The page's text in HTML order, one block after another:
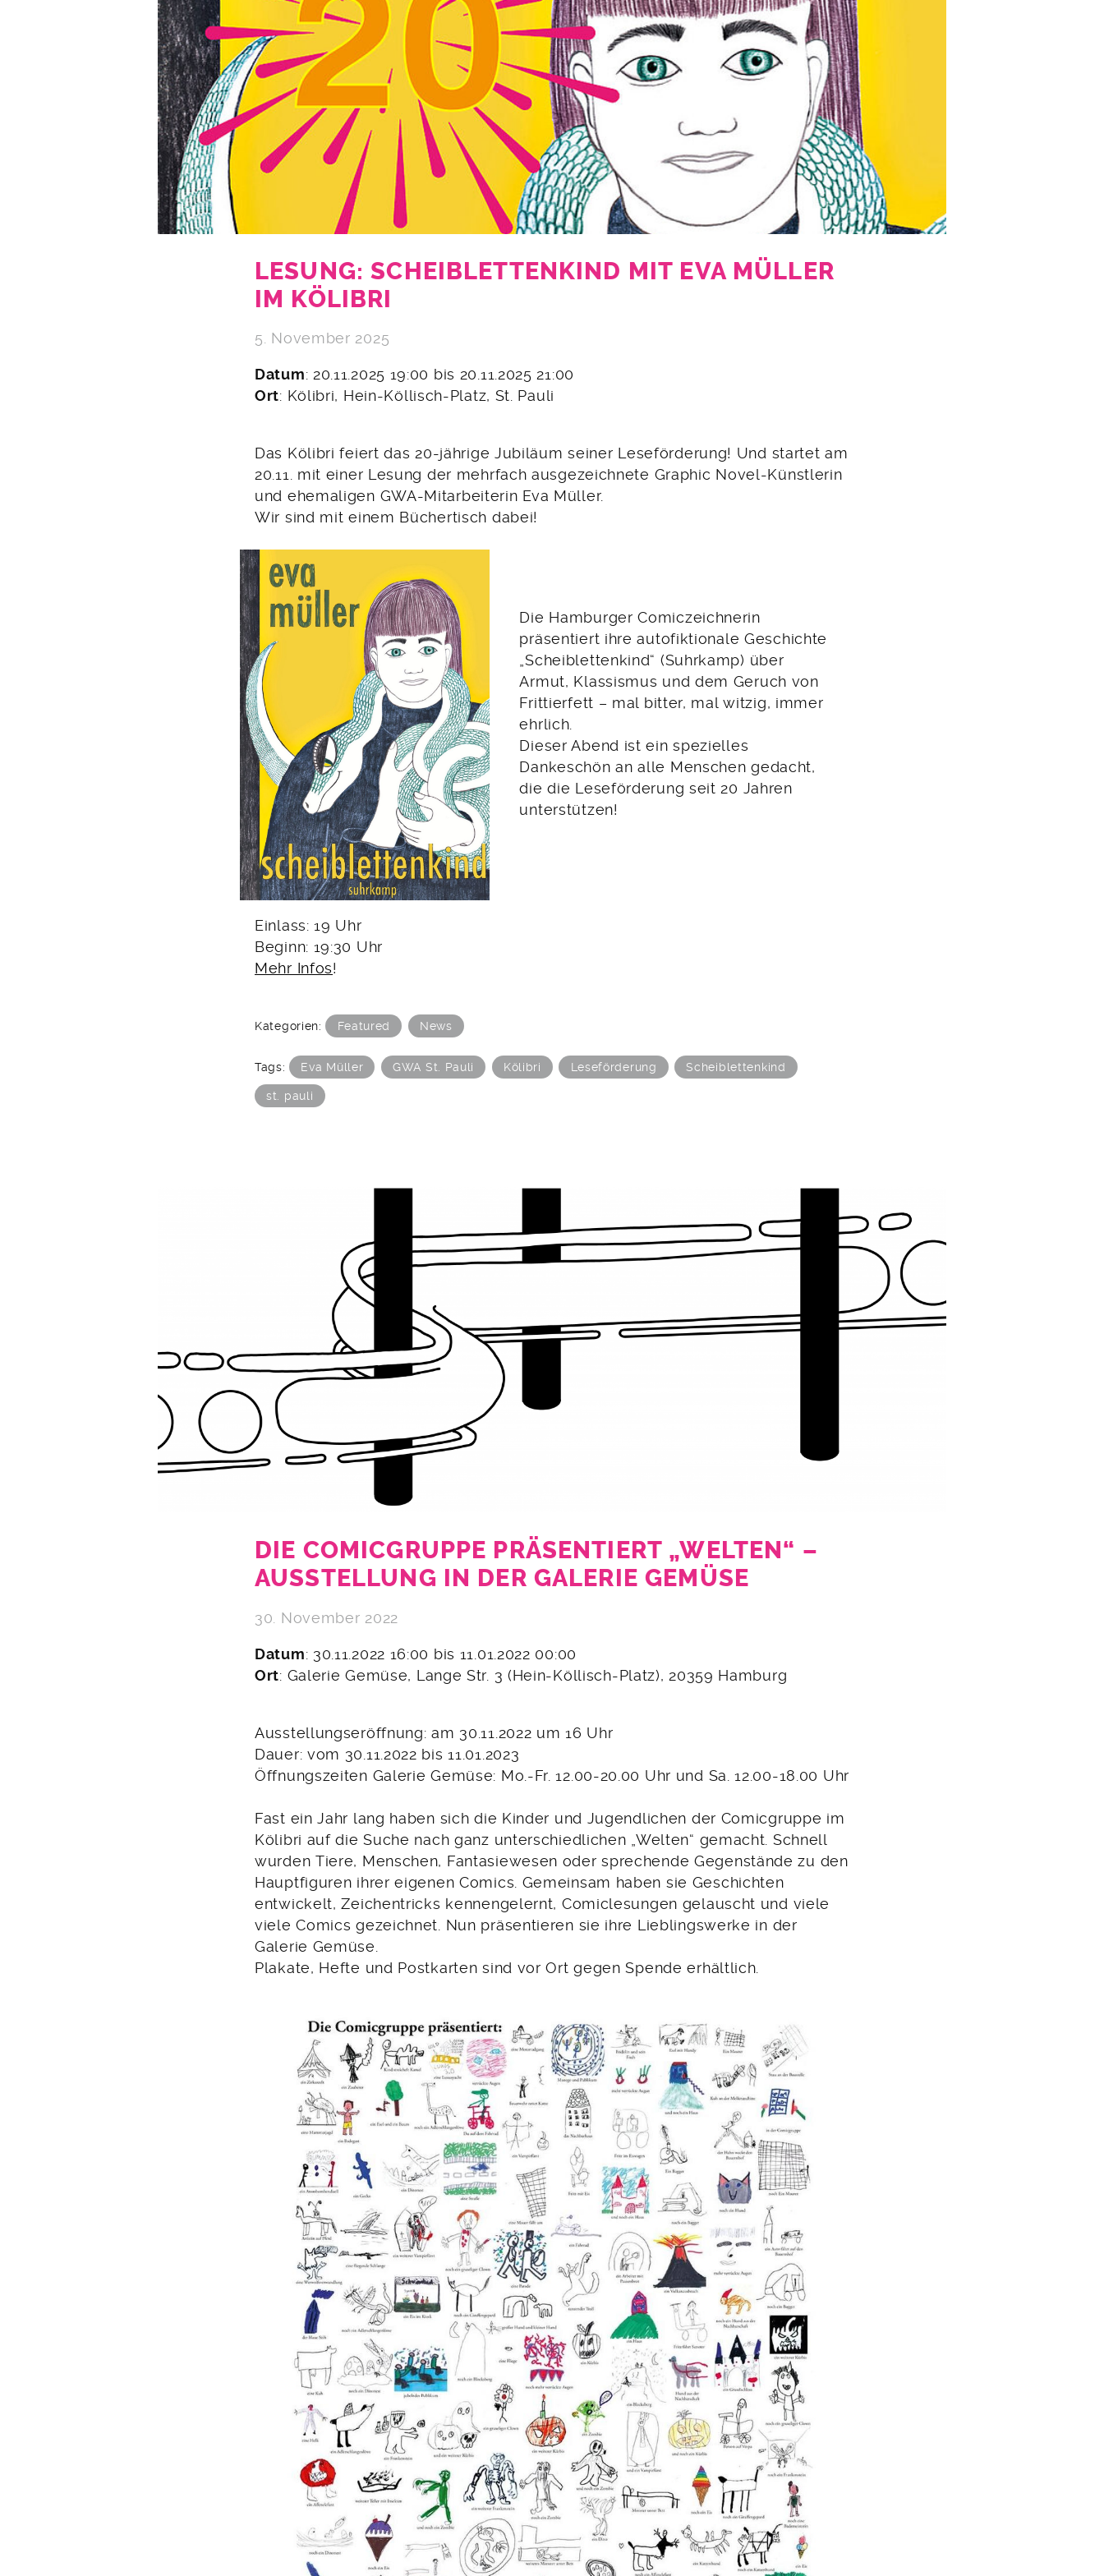
LESUNG: SCHEIBLETTENKIND MIT EVA MÜLLER
IM KÖLIBRI
5. November 2025
Datum: 20.11.2025 19:00 bis 20.11.2025 21:00
Ort: Kölibri, Hein-Köllisch-Platz, St. Pauli
Das Kölibri feiert das 20-jährige Jubiläum seiner Leseförderung! Und startet am
20.11. mit einer Lesung der mehrfach ausgezeichnete Graphic Novel-Künstlerin
und ehemaligen GWA-Mitarbeiterin Eva Müller.
Wir sind mit einem Büchertisch dabei!
Die Hamburger Comiczeichnerin
präsentiert ihre autofiktionale Geschichte
„Scheiblettenkind“ (Suhrkamp) über
Armut, Klassismus und dem Geruch von
Frittierfett – mal bitter, mal witzig, immer
ehrlich.
Dieser Abend ist ein spezielles
Dankeschön an alle Menschen gedacht,
die die Leseförderung seit 20 Jahren
unterstützen!
Einlass: 19 Uhr
Beginn: 19:30 Uhr
Mehr Infos!
Kategorien: Featured News
Tags: Eva Müller GWA St. Pauli Kölibri Leseförderung Scheiblettenkind
st. pauli
DIE COMICGRUPPE PRÄSENTIERT „WELTEN“ –
AUSSTELLUNG IN DER GALERIE GEMÜSE
30. November 2022
Datum: 30.11.2022 16:00 bis 11.01.2022 00:00
Ort: Galerie Gemüse, Lange Str. 3 (Hein-Köllisch-Platz), 20359 Hamburg
Ausstellungseröffnung: am 30.11.2022 um 16 Uhr
Dauer: vom 30.11.2022 bis 11.01.2023
Öffnungszeiten Galerie Gemüse: Mo.-Fr. 12.00-20.00 Uhr und Sa. 12.00-18.00 Uhr
Fast ein Jahr lang haben sich die Kinder und Jugendlichen der Comicgruppe im
Kölibri auf die Suche nach ganz unterschiedlichen „Welten“ gemacht. Schnell
wurden Tiere, Menschen, Fantasiewesen oder sprechende Gegenstände zu den
Hauptfiguren ihrer eigenen Comics. Gemeinsam haben sie Geschichten
entwickelt, Zeichentricks kennengelernt, Comiclesungen gelauscht und viele
viele Comics gezeichnet. Nun präsentieren sie ihre Lieblingswerke in der
Galerie Gemüse.
Plakate, Hefte und Postkarten sind vor Ort gegen Spende erhältlich.